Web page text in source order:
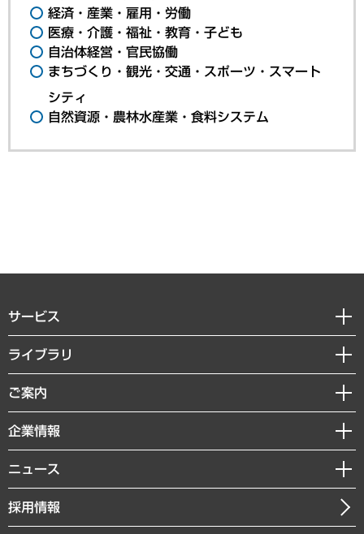
経済・産業・雇用・労働
医療・介護・福祉・教育・子ども
自治体経営・官民協働
まちづくり・観光・交通・スポーツ・スマート
シティ
自然資源・農林水産業・食料システム
サービス
経営戦略
組織・人事戦略
デジタルイノベーション
共生・ダイバーシティ
GRC（ガバナンス・リスク・コンプライアンス）・防災（政策）
経済・産業・雇用・労働
ライブラリ
経済調査
レポート
コラム
経営用語集
受託・受注実績（官公庁関連）
ご案内
セミナー・イベント情報
MUFGビジネスセミナー
受託案件情報
企業情報
私たちの想い
社長メッセージ
会社概要
ニュース
ニュースリリース
お知らせ
採用情報